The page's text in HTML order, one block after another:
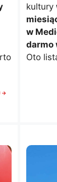
→
NA
KATEDRĘ
kultury
w
darmo
Oto